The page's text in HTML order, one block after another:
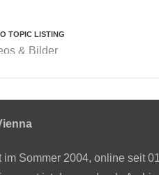
TOPIC LISTING
& Bilder
im Sommer 2004, online seit